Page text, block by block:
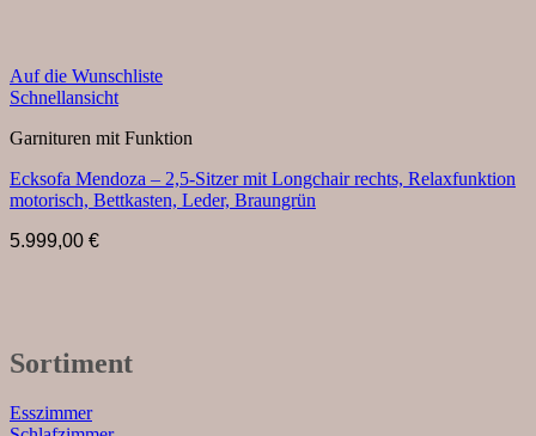
Auf die Wunschliste
Schnellansicht
Garnituren mit Funktion
Ecksofa Mendoza – 2,5-Sitzer mit Longchair rechts, Relaxfunktion
motorisch, Bettkasten, Leder, Braungrün
5.999,00 €
Sortiment
Esszimmer